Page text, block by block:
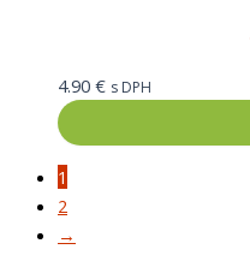
4.90 € s DPH
1
2
→